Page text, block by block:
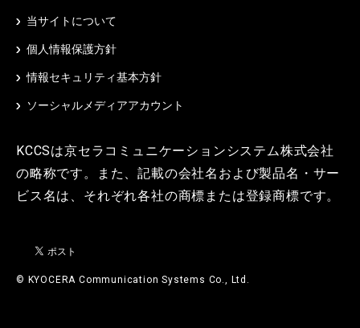
当サイトについて
個人情報保護方針
情報セキュリティ基本方針
ソーシャルメディアアカウント
KCCSは京セラコミュニケーションシステム株式会社
の略称です。また、記載の会社名および製品名・サー
ビス名は、それぞれ各社の商標または登録商標です。
© KYOCERA Communication Systems Co., Ltd.